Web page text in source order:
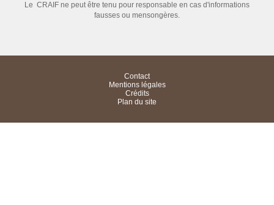
Le CRAIF ne peut être tenu pour responsable en cas d'informations
fausses ou mensongères.
Contact
Mentions légales
Crédits
Plan du site